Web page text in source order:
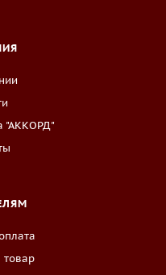
"АККОРД"
товар